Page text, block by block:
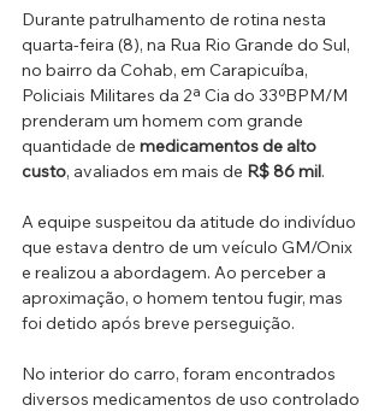
Durante patrulhamento de rotina nesta
quarta-feira (8), na Rua Rio Grande do Sul,
no bairro da Cohab, em Carapicuíba,
Policiais Militares da 2ª Cia do 33ºBPM/M
prenderam um homem com grande
quantidade de medicamentos de alto
custo, avaliados em mais de R$ 86 mil.
A equipe suspeitou da atitude do indivíduo
que estava dentro de um veículo GM/Onix
e realizou a abordagem. Ao perceber a
aproximação, o homem tentou fugir, mas
foi detido após breve perseguição.
No interior do carro, foram encontrados
diversos medicamentos de uso controlado